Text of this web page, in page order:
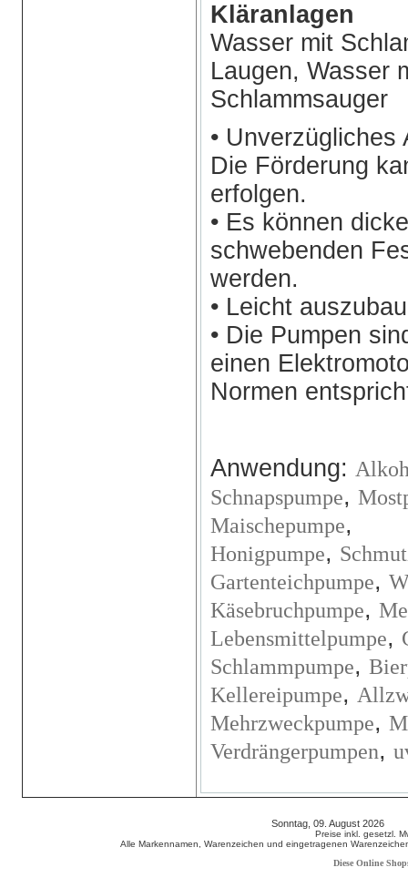
Kläranlagen
Wasser mit
Laugen, Wasser
Schlammsauger
•
Die Förderung
erfolgen.
• Es können
schwebenden
werden.
• Leicht
• Die Pumpen
einen
Normen
Anwendung:
Schnapspumpe,
Maischepumpe,
Honigpumpe,
Gartenteichpumpe,
Käsebruchpumpe,
Lebensmittelpumpe,
Schlammpumpe,
Kellereipumpe,
Mehrzweckpumpe,
Verdrängerpumpen,
Sonntag, 09. August 2026
Preise inkl. gesetzl.
Alle Markennamen, Warenzeichen und eingetragenen
Diese Online